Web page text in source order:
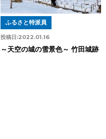
投稿日:2022.01.16
ふるさと特派員
～天空の城の雪景色～ 竹田城跡